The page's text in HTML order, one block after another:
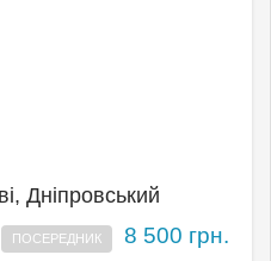
Дніпровський
ПОСЕРЕДНИК 8 500 грн.